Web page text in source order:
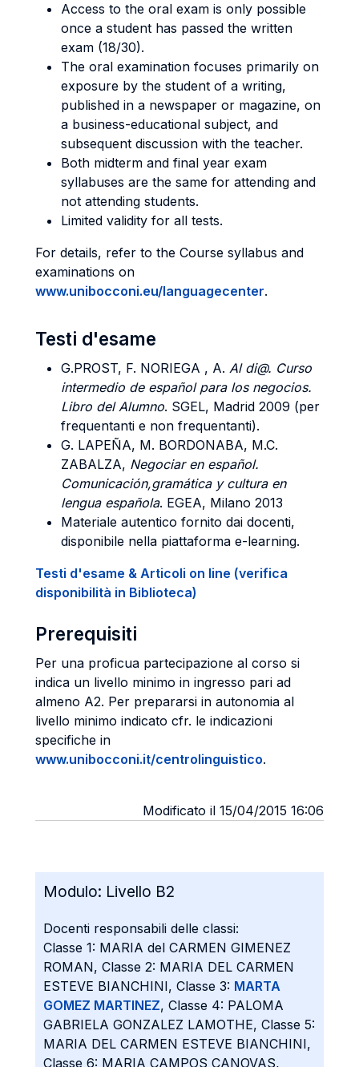
Access to the oral exam is only possible
once a student has passed the written
exam (18/30).
The oral examination focuses primarily on
exposure by the student of a writing,
published in a newspaper or magazine, on
a business-educational subject, and
subsequent discussion with the teacher.
Both midterm and final year exam
syllabuses are the same for attending and
not attending students.
Limited validity for all tests.
For details, refer to the Course syllabus and
examinations on
www.unibocconi.eu/languagecenter.
Testi d'esame
G.PROST, F. NORIEGA , A. Al di@. Curso
intermedio de español para los negocios.
Libro del Alumno. SGEL, Madrid 2009 (per
frequentanti e non frequentanti).
G. LAPEÑA, M. BORDONABA, M.C.
ZABALZA, Negociar en español.
Comunicación,gramática y cultura en
lengua española. EGEA, Milano 2013
Materiale autentico fornito dai docenti,
disponibile nella piattaforma e-learning.
Testi d'esame & Articoli on line (verifica
disponibilità in Biblioteca)
Prerequisiti
Per una proficua partecipazione al corso si
indica un livello minimo in ingresso pari ad
almeno A2. Per prepararsi in autonomia al
livello minimo indicato cfr. le indicazioni
specifiche in
www.unibocconi.it/centrolinguistico.
Modificato il 15/04/2015 16:06
Modulo: Livello B2
Docenti responsabili delle classi:
Classe 1: MARIA del CARMEN GIMENEZ
ROMAN, Classe 2: MARIA DEL CARMEN
ESTEVE BIANCHINI, Classe 3: MARTA
GOMEZ MARTINEZ, Classe 4: PALOMA
GABRIELA GONZALEZ LAMOTHE, Classe 5:
MARIA DEL CARMEN ESTEVE BIANCHINI,
Classe 6: MARIA CAMPOS CANOVAS,